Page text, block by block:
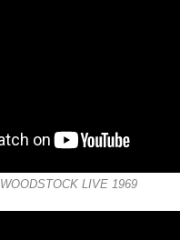
WOODSTOCK LIVE 1969